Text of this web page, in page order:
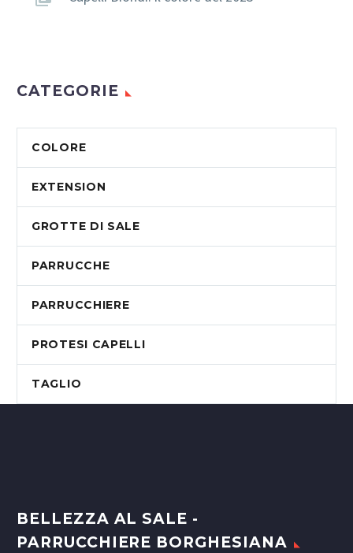
CATEGORIE
COLORE
EXTENSION
GROTTE DI SALE
PARRUCCHE
PARRUCCHIERE
PROTESI CAPELLI
TAGLIO
BELLEZZA AL SALE -
PARRUCCHIERE BORGHESIANA